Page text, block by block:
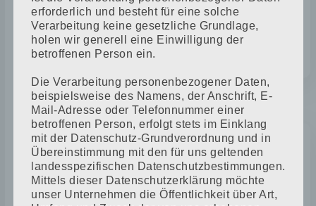
Aufgrund des Todes von Robert
Freudenfeld übernimmt Sohn Hans
Freudenfeld den väterlichen Betrieb.
1953
MEISTERPRÜFUNG UND
ERWEITERUNG
erforderlich und besteht für eine solche
Verarbeitung keine gesetzliche Grundlage,
holen wir generell eine Einwilligung der
betroffenen Person ein.
Die Verarbeitung personenbezogener Daten,
beispielsweise des Namens, der Anschrift, E-
Mail-Adresse oder Telefonnummer einer
betroffenen Person, erfolgt stets im Einklang
mit der Datenschutz-Grundverordnung und in
Übereinstimmung mit den für uns geltenden
landesspezifischen Datenschutzbestimmungen.
Mittels dieser Datenschutzerklärung möchte
unser Unternehmen die Öffentlichkeit über Art,